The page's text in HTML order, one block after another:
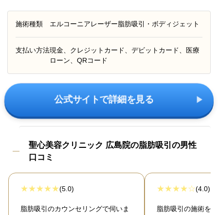
施術種類 エルコーニアレーザー脂肪吸引・ボディジェット
支払い方法現金、クレジットカード、デビットカード、医療
ローン、QRコード
公式サイトで詳細を見る
聖心美容クリニック 広島院の脂肪吸引の男性
口コミ
(5.0)
脂肪吸引のカウンセリングで伺いま
(4.0)
脂肪吸引の施術を